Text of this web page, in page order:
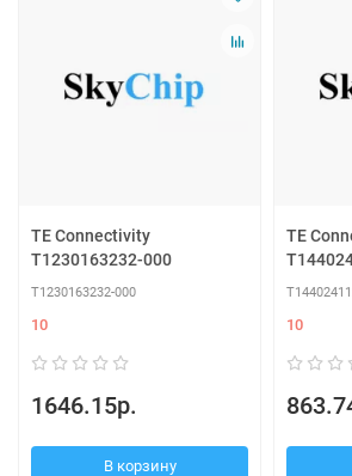
TE Connectivity
T1230163232-000
T1230163232-000
10
1646.15р.
В корзину
TE
10